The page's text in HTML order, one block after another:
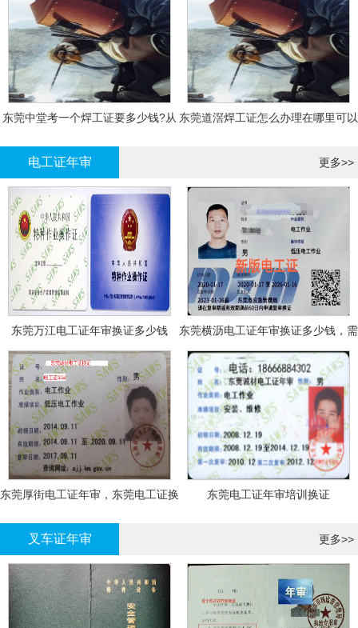
东莞中堂考一个焊工证要多少钱?从 东莞道滘焊工证怎么办理在哪里可以
电工证年审 更多>>
东莞万江电工证年审换证多少钱
东莞横沥电工证年审换证多少钱，需
要什么资料
东莞厚街电工证年审，东莞电工证换
东莞电工证年审培训换证
叉车证年审 更多>>